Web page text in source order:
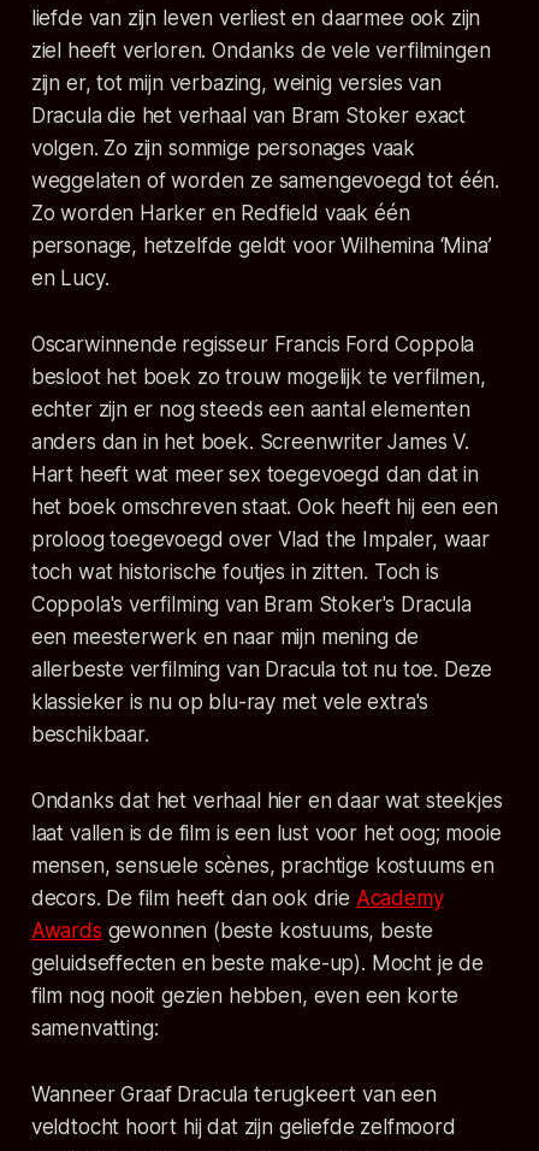
liefde van zijn leven verliest en daarmee ook zijn
ziel heeft verloren. Ondanks de vele verfilmingen
zijn er, tot mijn verbazing, weinig versies van
Dracula die het verhaal van Bram Stoker exact
volgen. Zo zijn sommige personages vaak
weggelaten of worden ze samengevoegd tot één.
Zo worden Harker en Redfield vaak één
personage, hetzelfde geldt voor Wilhemina ‘Mina’
en Lucy.
Oscarwinnende regisseur Francis Ford Coppola
besloot het boek zo trouw mogelijk te verfilmen,
echter zijn er nog steeds een aantal elementen
anders dan in het boek. Screenwriter James V.
Hart heeft wat meer sex toegevoegd dan dat in
het boek omschreven staat. Ook heeft hij een een
proloog toegevoegd over Vlad the Impaler, waar
toch wat historische foutjes in zitten. Toch is
Coppola's verfilming van Bram Stoker's Dracula
een meesterwerk en naar mijn mening de
allerbeste verfilming van Dracula tot nu toe. Deze
klassieker is nu op blu-ray met vele extra's
beschikbaar.
Ondanks dat het verhaal hier en daar wat steekjes
laat vallen is de film is een lust voor het oog; mooie
mensen, sensuele scènes, prachtige kostuums en
decors. De film heeft dan ook drie Academy
Awards gewonnen (beste kostuums, beste
geluidseffecten en beste make-up). Mocht je de
film nog nooit gezien hebben, even een korte
samenvatting:
Wanneer Graaf Dracula terugkeert van een
veldtocht hoort hij dat zijn geliefde zelfmoord